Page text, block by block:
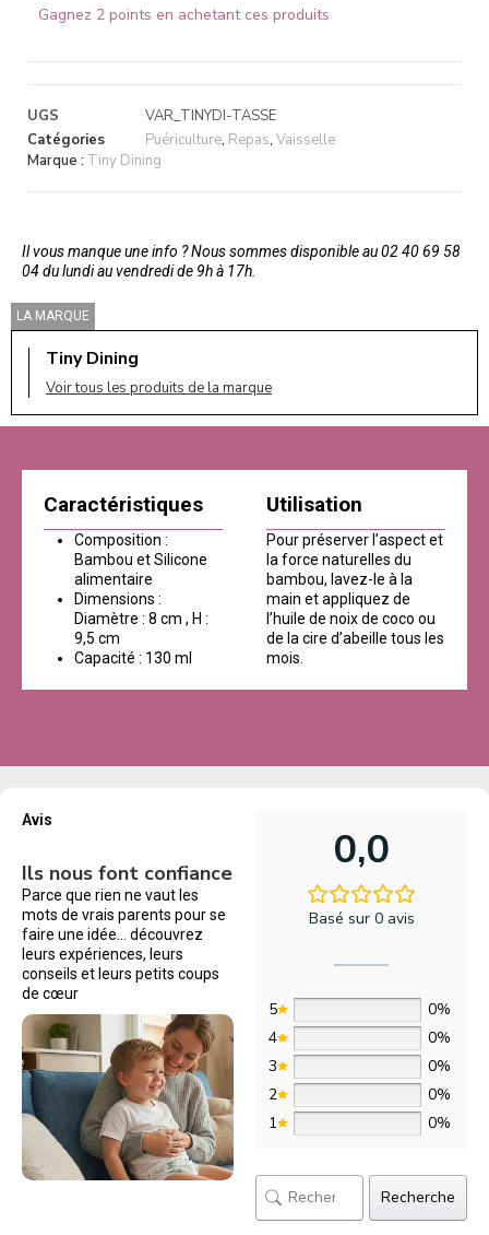
Gagnez 2 points en achetant ces produits
UGS
VAR_TINYDI-TASSE
Catégories
Puériculture, Repas, Vaisselle
Marque : Tiny Dining
Il vous manque une info ? Nous sommes disponible au 02 40 69 58
04 du lundi au vendredi de 9h à 17h.
LA MARQUE
Tiny Dining
Voir tous les produits de la marque
Caractéristiques
Composition :
Bambou et Silicone
alimentaire
Dimensions :
Diamètre : 8 cm , H :
9,5 cm
Capacité : 130 ml
Utilisation
Pour préserver l’aspect et
la force naturelles du
bambou, lavez-le à la
main et appliquez de
l’huile de noix de coco ou
de la cire d’abeille tous les
mois.
Avis
Ils nous font confiance
Parce que rien ne vaut les
mots de vrais parents pour se
faire une idée… découvrez
leurs expériences, leurs
conseils et leurs petits coups
de cœur
0,0
Basé sur 0 avis
5
0%
4
0%
3
0%
2
0%
1
0%
Recherche